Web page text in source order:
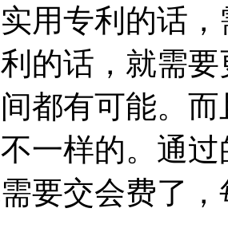
用专利的话
的话，就需
都有可能。
一样的。通
要交会费了